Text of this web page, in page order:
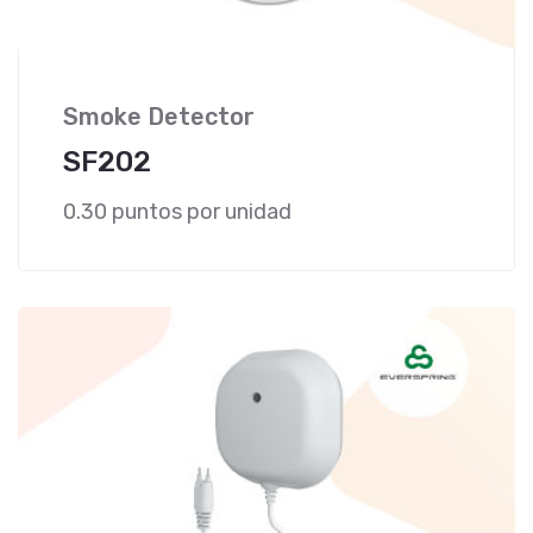
Smoke Detector
SF202
0.30 puntos por unidad